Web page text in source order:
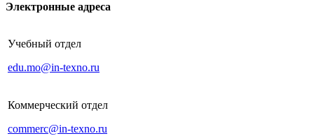
Электронные адреса
Учебный отдел
edu.mo@in-texno.ru
Коммерческий отдел
commerc@in-texno.ru